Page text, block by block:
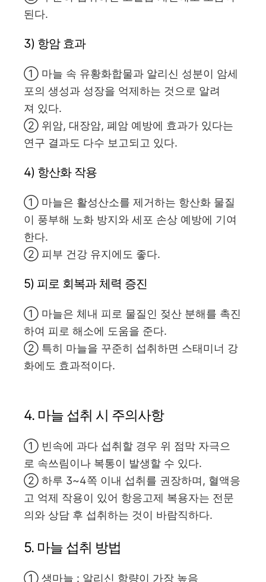
된다.
3) 항암 효과
① 마늘 속 유황화합물과 알리신 성분이 암세
포의 생성과 성장을 억제하는 것으로 알려
져 있다.
② 위암, 대장암, 폐암 예방에 효과가 있다는
연구 결과도 다수 보고되고 있다.
4) 항산화 작용
① 마늘은 활성산소를 제거하는 항산화 물질
이 풍부해 노화 방지와 세포 손상 예방에 기여
한다.
② 피부 건강 유지에도 좋다.
5) 피로 회복과 체력 증진
① 마늘은 체내 피로 물질인 젖산 분해를 촉진
하여 피로 해소에 도움을 준다.
② 특히 마늘을 꾸준히 섭취하면 스태미너 강
화에도 효과적이다.
4. 마늘 섭취 시 주의사항
① 빈속에 과다 섭취할 경우 위 점막 자극으
로 속쓰림이나 복통이 발생할 수 있다.
② 하루 3~4쪽 이내 섭취를 권장하며, 혈액응
고 억제 작용이 있어 항응고제 복용자는 전문
의와 상담 후 섭취하는 것이 바람직하다.
5. 마늘 섭취 방법
① 생마늘 : 알리신 함량이 가장 높음